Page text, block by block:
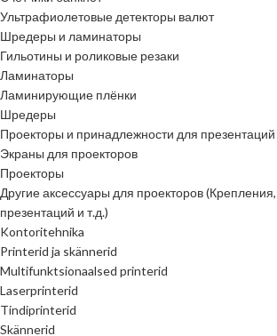
Ультрафиолетовые детекторы валют
Шредеры и ламинаторы
Гильотины и роликовые резаки
Ламинаторы
Ламинирующие плёнки
Шредеры
Проекторы и принадлежности для презентаций
Экраны для проекторов
Проекторы
Другие аксессуары для проекторов
презентаций и т.д.)
Kontoritehnika
Printerid ja skännerid
Multifunktsionaalsed printerid
Laserprinterid
Tindiprinterid
Skännerid